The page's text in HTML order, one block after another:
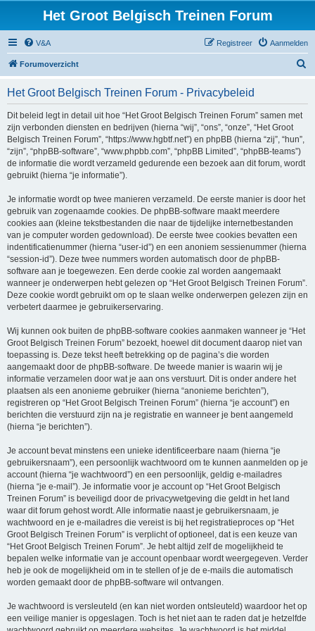
Het Groot Belgisch Treinen Forum
V&A Aanmelden
Registreer
Forumoverzicht
Het Groot Belgisch Treinen Forum - Privacybeleid
Dit beleid legt in detail uit hoe “Het Groot Belgisch Treinen Forum” samen met
zijn verbonden diensten en bedrijven (hierna “wij”, “ons”, “onze”, “Het Groot
Belgisch Treinen Forum”, “https://www.hgbtf.net”) en phpBB (hierna “zij”, “hun”,
“zijn”, “phpBB-software”, “www.phpbb.com”, “phpBB Limited”, “phpBB-teams”)
de informatie die wordt verzameld gedurende een bezoek aan dit forum, wordt
gebruikt (hierna “je informatie”).
Je informatie wordt op twee manieren verzameld. De eerste manier is door het
gebruik van zogenaamde cookies. De phpBB-software maakt meerdere
cookies aan (kleine tekstbestanden die naar de tijdelijke internetbestanden
van je computer worden gedownload). De eerste twee cookies bevatten een
indentificatienummer (hierna “user-id”) en een anoniem sessienummer (hierna
“session-id”). Deze twee nummers worden automatisch door de phpBB-
software aan je toegewezen. Een derde cookie zal worden aangemaakt
wanneer je onderwerpen hebt gelezen op “Het Groot Belgisch Treinen Forum”.
Deze cookie wordt gebruikt om op te slaan welke onderwerpen gelezen zijn en
verbetert daarmee je gebruikerservaring.
Wij kunnen ook buiten de phpBB-software cookies aanmaken wanneer je “Het
Groot Belgisch Treinen Forum” bezoekt, hoewel dit document daarop niet van
toepassing is. Deze tekst heeft betrekking op de pagina’s die worden
aangemaakt door de phpBB-software. De tweede manier is waarin wij je
informatie verzamelen door wat je aan ons verstuurt. Dit is onder andere het
plaatsen als een anonieme gebruiker (hierna “anonieme berichten”),
registreren op “Het Groot Belgisch Treinen Forum” (hierna “je account”) en
berichten die verstuurd zijn na je registratie en wanneer je bent aangemeld
(hierna “je berichten”).
Je account bevat minstens een unieke identificeerbare naam (hierna “je
gebruikersnaam”), een persoonlijk wachtwoord om te kunnen aanmelden op je
account (hierna “je wachtwoord”) en een persoonlijk, geldig e-mailadres
(hierna “je e-mail”). Je informatie voor je account op “Het Groot Belgisch
Treinen Forum” is beveiligd door de privacywetgeving die geldt in het land
waar dit forum gehost wordt. Alle informatie naast je gebruikersnaam, je
wachtwoord en je e-mailadres die vereist is bij het registratieproces op “Het
Groot Belgisch Treinen Forum” is verplicht of optioneel, dat is een keuze van
“Het Groot Belgisch Treinen Forum”. Je hebt altijd zelf de mogelijkheid te
bepalen welke informatie van je account openbaar wordt weergegeven. Verder
heb je ook de mogelijkheid om in te stellen of je de e-mails die automatisch
worden gemaakt door de phpBB-software wil ontvangen.
Je wachtwoord is versleuteld (en kan niet worden ontsleuteld) waardoor het op
een veilige manier is opgeslagen. Toch is het niet aan te raden dat je hetzelfde